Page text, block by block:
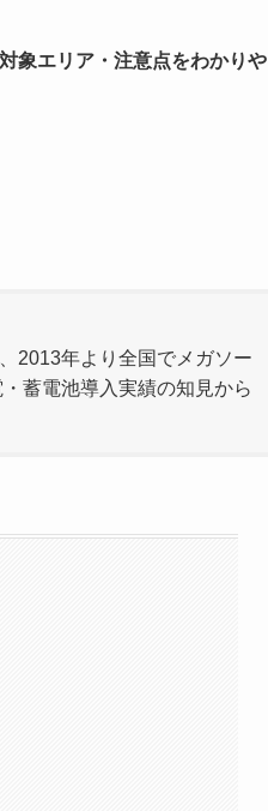
象エリア・注意点をわかりや
2013年より全国でメガソー
蓄電池導入実績の知見から